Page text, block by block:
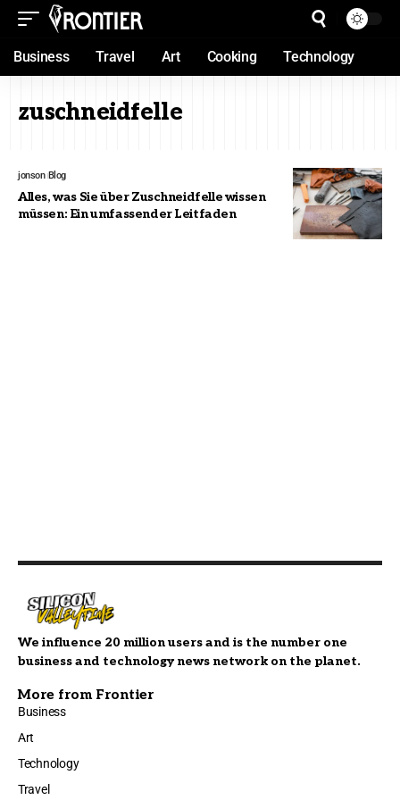
Business Travel Art Cooking Technology
zuschneidfelle
jonson Blog
Alles, was Sie über Zuschneidfelle wissen
müssen: Ein umfassender Leitfaden
We influence 20 million users and is the number one
business and technology news network on the planet.
More from Frontier
Business
Art
Technology
Travel